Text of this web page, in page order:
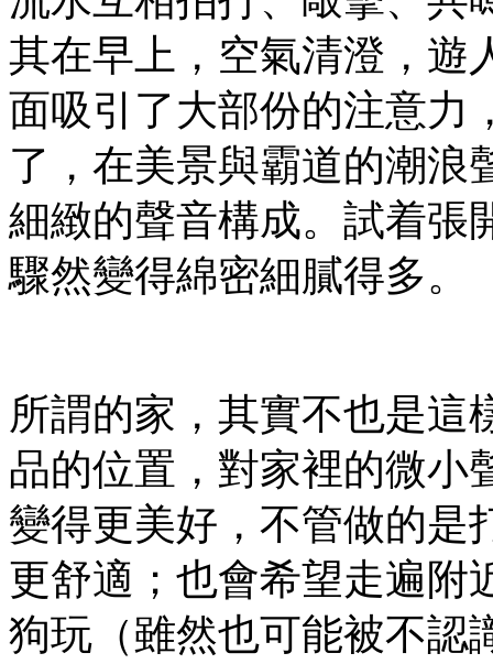
其在早上，空氣清澄，遊
面吸引了大部份的注意力
了，在美景與霸道的潮浪
細緻的聲音構成。試着張
驟然變得綿密細膩得多。
所謂的家，其實不也是這
品的位置，對家裡的微小
變得更美好，不管做的是
更舒適；也會希望走遍附
狗玩（雖然也可能被不認